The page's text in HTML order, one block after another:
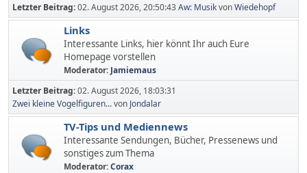
Letzter Beitrag:02. August 2026, 20:50:43Aw: MusikvonWiedehopf
Links
Interessante Links, hier könnt Ihr auch Eure
Homepage vorstellen
Moderator: Jamiemaus
Letzter Beitrag:02. August 2026, 18:03:31
Zwei kleine Vogelfiguren...von Jondalar
TV-Tips und Mediennews
Interessante Sendungen, Bücher, Pressenews und
sonstiges zum Thema
Moderator:Corax